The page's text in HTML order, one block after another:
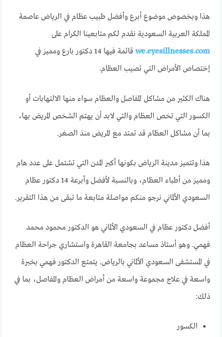
هذا وبخصوص موضوع أبرع وأفضل طبيب عظام في الرياض عاصمة
المملكة العربية السعودية نقدم لكم متابعينا الكرام على
we.eyesillnesses.com
قائمة فيها 14 دكتور بارع ومميز في
إختصاص الأمراض التي تصيب العظام.
هناك الكثير من مشاكل المفاصل والعظام سواء منها الالتهابات أو
الكسور التي تخص العظام والتي لابد أن يهتم الشخص المريض بها،
بما أن مشاكل العظام قد تمتد مع المريض منذ الصغر.
هذا وتتميز مدينة الرياض بكونها أكبر المدن التي تشتمل على عدد هام
ومميز من أطباء العظام، وبالنسبة لأفضل وأبرعة 14 دكتور عظام
السعودي الألماني نرجو منكم مواصلة متابعة ما تبقى من هذا التقرير.
أفضل دكتور عظام في السعودي الألماني هو الدكتور محمود محمد
فهمي. وهو أستاذ مساعد بجامعة القاهرة واستشاري جراحة العظام
في المستشفى السعودي الألماني بالرياض. يتمتع الدكتور فهمي بخبرة
واسعة في علاج مجموعة واسعة من أمراض العظام والمفاصل، بما في
ذلك:
الكسور